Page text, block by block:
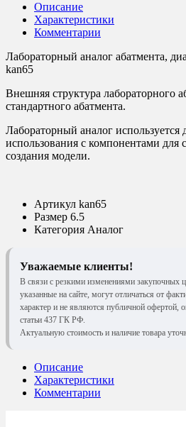
Описание
Характеристики
Комментарии
Лабораторный аналог абатмента,
kan65
Внешняя структура лабораторного
стандартного абатмента.
Лабораторный аналог используется
использования с компонентами для
создания модели.
Артикул kan65
Размер 6.5
Категория Аналог
Уважаемые клиенты!
В связи с резкими изменениями закупочных
указанные на сайте, могут отличаться от
характер и не являются публичной офертой,
статьи 437 ГК РФ.
Актуальную стоимость и наличие товара
Описание
Характеристики
Комментарии